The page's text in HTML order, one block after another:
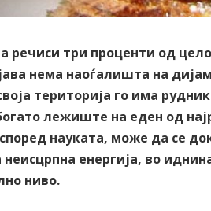
речиси три проценти од
нема наоѓалишта на
територија го има
лежиште на еден од
науката, може да се
неисцрпна енергија, во
ниво.